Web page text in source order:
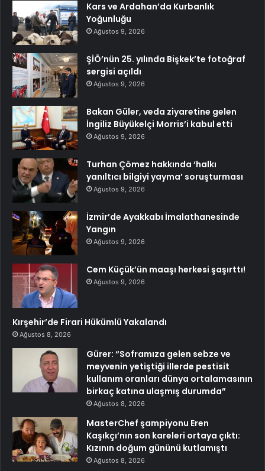
Kars ve Ardahan’da Kurbanlık
Yoğunluğu
Ağustos 9, 2026
ŞİÖ’nün 25. yılında Bişkek’te fotoğraf
sergisi açıldı
Ağustos 9, 2026
Bakan Güler, veda ziyaretine gelen
İngiliz Büyükelçi Morris’i kabul etti
Ağustos 9, 2026
Turhan Çömez hakkında ‘halkı
yanıltıcı bilgiyi yayma’ soruşturması
Ağustos 9, 2026
İzmir’de Ayakkabı İmalathanesinde
Yangın
Ağustos 9, 2026
Cem Küçük’ün maaşı herkesi şaşırttı!
Ağustos 9, 2026
Kırşehir’de Firari Hükümlü Yakalandı
Ağustos 8, 2026
Gürer: “Soframıza gelen sebze ve
meyvenin yetiştiği illerde pestisit
kullanım oranları dünya ortalamasının
birkaç katına ulaşmış durumda”
Ağustos 8, 2026
MasterChef şampiyonu Eren
Kaşıkçı’nın son kareleri ortaya çıktı:
Kızının doğum gününü kutlamıştı
Ağustos 8, 2026